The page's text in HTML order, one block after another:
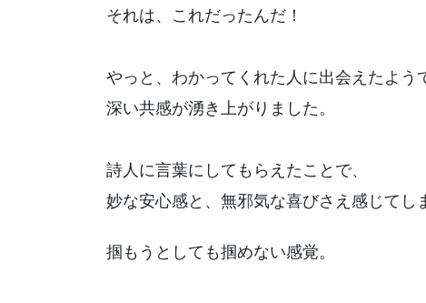
それは、これだったんだ！
やっと、わかってくれた人に出会えたよう
深い共感が湧き上がりました。
詩人に言葉にしてもらえたことで、
妙な安心感と、無邪気な喜びさえ感じてし
掴もうとしても掴めない感覚。